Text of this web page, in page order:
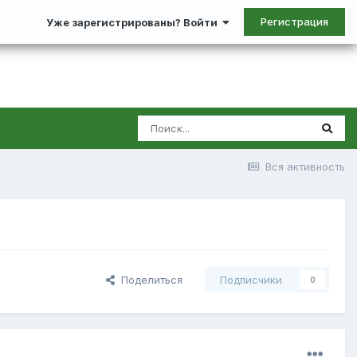
Уже зарегистрированы? Войти Регистрация
Вся активность
Поделиться Подписчики 0